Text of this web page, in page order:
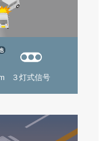
３灯式信号